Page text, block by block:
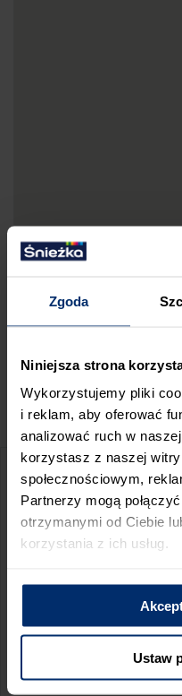
Zgoda
Niniejsza strona
Wykorzystujemy pliki
i reklam, aby oferować
analizować ruch w
korzystasz z naszej
społecznościowym,
Partnerzy mogą
otrzymanymi od Ciebie
korzystania z ich usług.
Ustaw
PRZED WIZYTĄ W
Oblicz, jaką ilość
aby perfekcyjnie